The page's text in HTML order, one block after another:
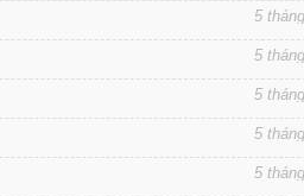
5
5
5
5
5